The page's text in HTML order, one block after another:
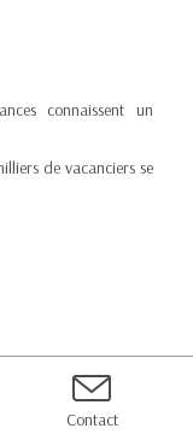
connaissent un
de vacanciers se
Contact